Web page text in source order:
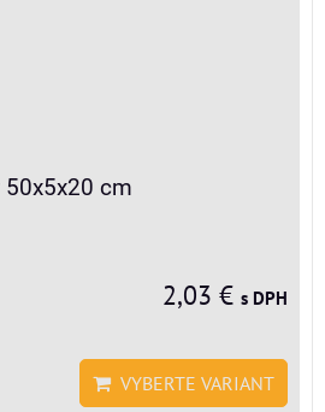
50x5x20 cm
2,03 € s DPH
VYBERTE VARIANT